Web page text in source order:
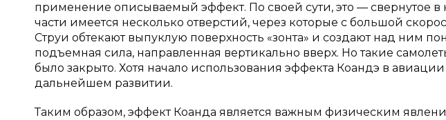
применение описываемый эффект. По своей сути, это — свернутое в
части имеется несколько отверстий, через которые с большой
Струи обтекают выпуклую поверхность «зонта» и создают над ним
подъемная сила, направленная вертикально вверх. Но такие
было закрыто. Хотя начало использования эффекта Коандэ в
дальнейшем развитии.
Таким образом, эффект Коанда является важным физическим